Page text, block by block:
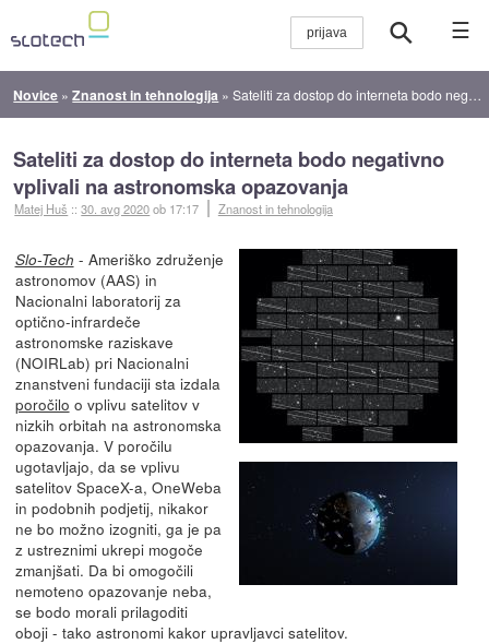
☰
Novice »Znanost in tehnologija »Sateliti za dostop do interneta bodo negativno vplivali na astronomska opazovanja
Sateliti za dostop do interneta bodo negativno
vplivali na astronomska opazovanja
Matej Huš ::30. avg 2020ob 17:17 Znanost in tehnologija
Slo-Tech - Ameriško združenje
astronomov (AAS) in
Nacionalni laboratorij za
optično-infrardeče
astronomske raziskave
(NOIRLab) pri Nacionalni
znanstveni fundaciji sta izdala
poročilo o vplivu satelitov v
nizkih orbitah na astronomska
opazovanja. V poročilu
ugotavljajo, da se vplivu
satelitov SpaceX-a, OneWeba
in podobnih podjetij, nikakor
ne bo možno izogniti, ga je pa
z ustreznimi ukrepi mogoče
zmanjšati. Da bi omogočili
nemoteno opazovanje neba,
se bodo morali prilagoditi
oboji - tako astronomi kakor upravljavci satelitov.